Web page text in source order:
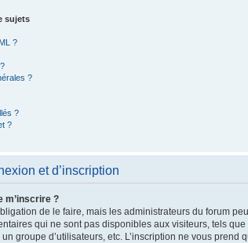
sujets
?
?
?
?
et d’inscription
m’inscrire ?
de le faire, mais les administrateurs du forum
qui ne sont pas disponibles aux visiteurs, tels
groupe d’utilisateurs, etc. L’inscription ne vous prend